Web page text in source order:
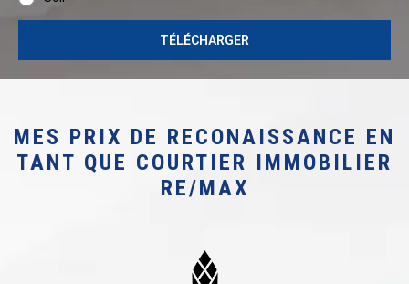
MES PRIX DE RECONAISSANCE EN
TANT QUE COURTIER IMMOBILIER
RE/MAX